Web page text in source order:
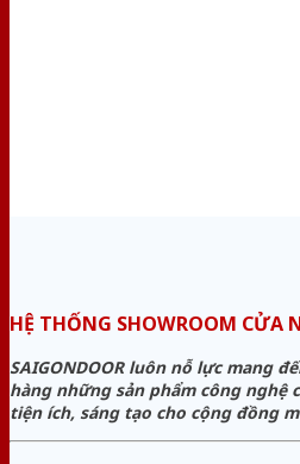
HỆ THỐNG SHOWROOM CỬA
SAIGONDOOR luôn nỗ lực mang
hàng những sản phẩm công nghệ
tiện ích, sáng tạo cho cộng đồng